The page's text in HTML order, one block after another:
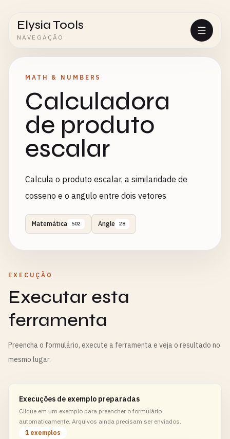
Elysia Tools
NAVEGAÇÃO
MATH & NUMBERS
Calculadora
de produto
escalar
Calcula o produto escalar, a similaridade de
cosseno e o angulo entre dois vetores
Matemática 502 Angle 28
EXECUÇÃO
Executar esta
ferramenta
Preencha o formulário, execute a ferramenta e veja o resultado no
mesmo lugar.
Execuções de exemplo preparadas
Clique em um exemplo para preencher o formulário
automaticamente. Arquivos ainda precisam ser enviados.
1 exemplos